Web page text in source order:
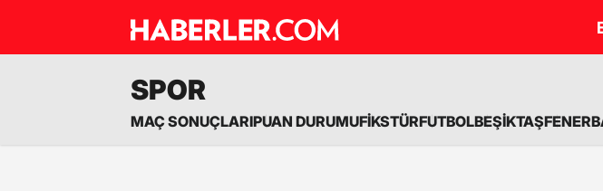
SPOR
MAÇ SONUÇLARIPUAN DURUMUFİKSTÜRFUTBOLBEŞİKTAŞ